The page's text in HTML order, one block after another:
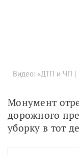
Видео: «ДТП и ЧП |
Монумент
дорожного
уборку в тот